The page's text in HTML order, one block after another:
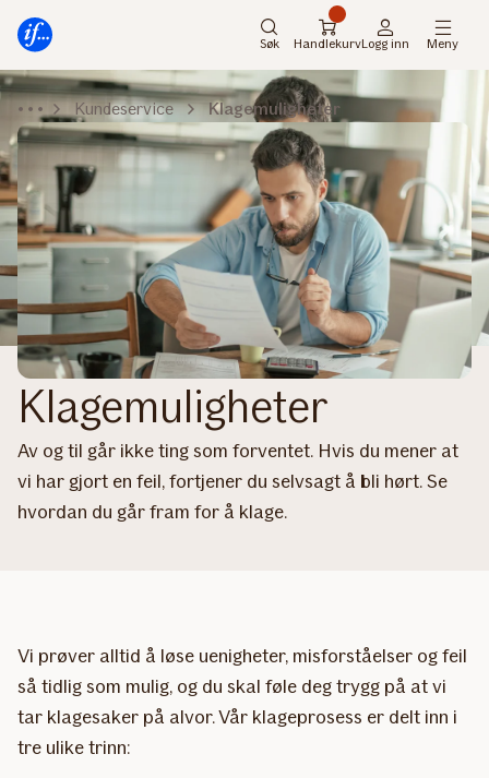
innhold
Søk HandlekurvLogg inn Meny
Kundeservice Klagemuligheter
Klagemuligheter
Av og til går ikke ting som forventet. Hvis du mener at
vi har gjort en feil, fortjener du selvsagt å bli hørt. Se
hvordan du går fram for å klage.
Vi prøver alltid å løse uenigheter, misforståelser og feil
så tidlig som mulig, og du skal føle deg trygg på at vi
tar klagesaker på alvor. Vår klageprosess er delt inn i
tre ulike trinn: